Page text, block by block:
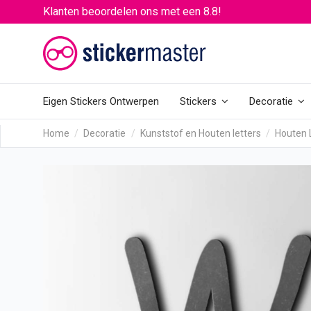
Klanten beoordelen ons met een 8.8!
Eigen Stickers Ontwerpen Stickers Decoratie
Home Decoratie Kunststof en Houten letters Houten